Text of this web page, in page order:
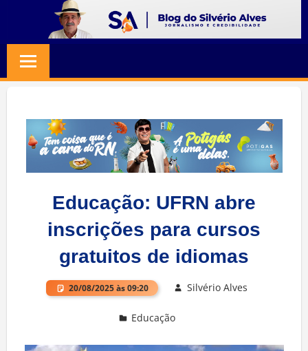
content
SILVERIO
ALVES
Jornalismo
Credibilidade
Educação: UFRN abre
inscrições para cursos
gratuitos de idiomas
20/08/2025 às 09:20 Silvério Alves
Educação